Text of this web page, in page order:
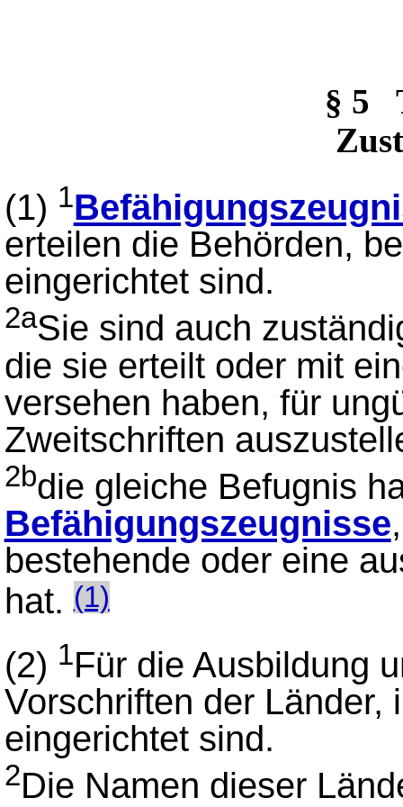
§ 5
(1) 1
erteilen die Behörden,
eingerichtet sind.
2aSie sind auch
die sie erteilt oder mit
versehen haben, für
Zweitschriften
2bdie gleiche Befugnis
Befähigungszeugnisse
bestehende oder eine
hat.(1)
(2) 1Für die Ausbildung
Vorschriften der Länder,
eingerichtet sind.
2Die Namen dieser